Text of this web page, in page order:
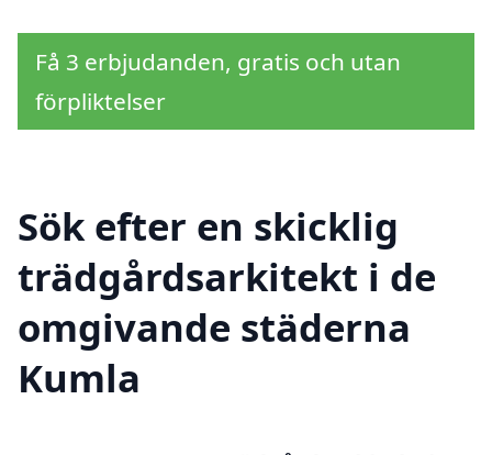
Få 3 erbjudanden, gratis och utan
förpliktelser
Sök efter en skicklig
trädgårdsarkitekt i de
omgivande städerna
Kumla